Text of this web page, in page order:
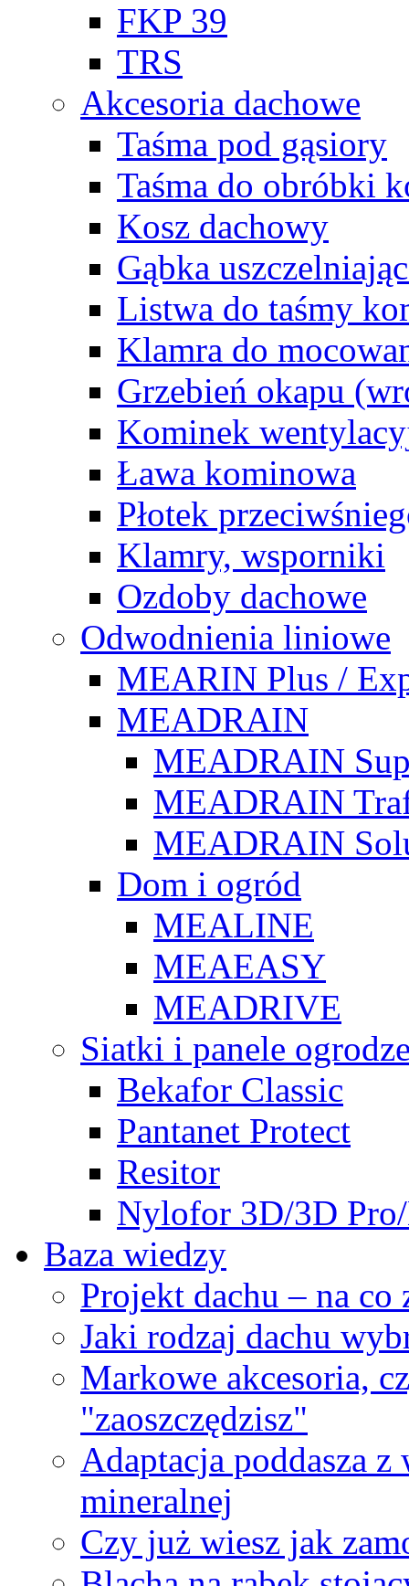
FKP 39
TRS
Akcesoria dachowe
Taśma pod gąsiory
Taśma do obróbki
Kosz dachowy
Gąbka
Listwa do taśmy
Klamra do
Grzebień okapu
Kominek
Ława kominowa
Płotek
Klamry, wsporniki
Ozdoby dachowe
Odwodnienia liniowe
MEARIN Plus /
MEADRAIN
MEADRAIN
MEADRAIN
MEADRAIN
Dom i ogród
MEALINE
MEAEASY
MEADRIVE
Siatki i panele
Bekafor Classic
Pantanet Protect
Resitor
Nylofor 3D/3D
Baza wiedzy
Projekt dachu – na co
Jaki rodzaj dachu
Markowe akcesoria,
"zaoszczędzisz"
Adaptacja poddasza
mineralnej
Czy już wiesz jak